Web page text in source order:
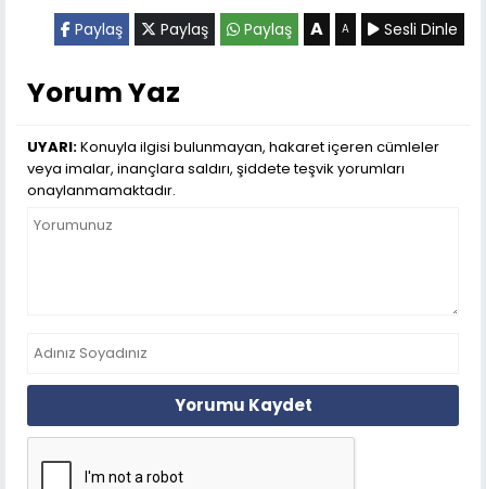
Paylaş Paylaş Paylaş A A Sesli Dinle
Yorum Yaz
UYARI:Konuyla ilgisi bulunmayan, hakaret içeren cümleler
veya imalar, inançlara saldırı, şiddete teşvik yorumları
onaylanmamaktadır.
Yorumu Kaydet